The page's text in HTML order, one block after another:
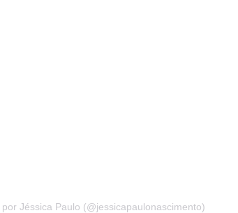
Jéssica Paulo (@jessicapaulonascimento)